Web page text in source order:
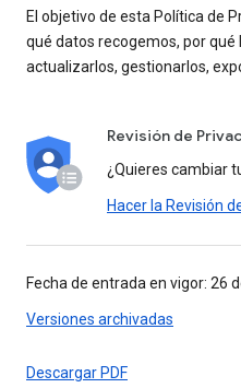
El objetivo de esta Política de
qué datos recogemos, por
actualizarlos, gestionarlos,
Revisión de
¿Quieres cambiar
Hacer la Revisión
Fecha de entrada en vigor: 26
Versiones archivadas
Descargar PDF